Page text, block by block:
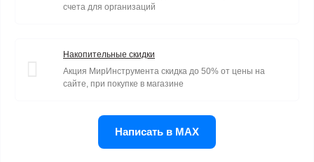
счета для организаций
Накопительные скидки
Акция МирИнструмента скидка до 50% от цены на
сайте, при покупке в магазине
Написать в MAX